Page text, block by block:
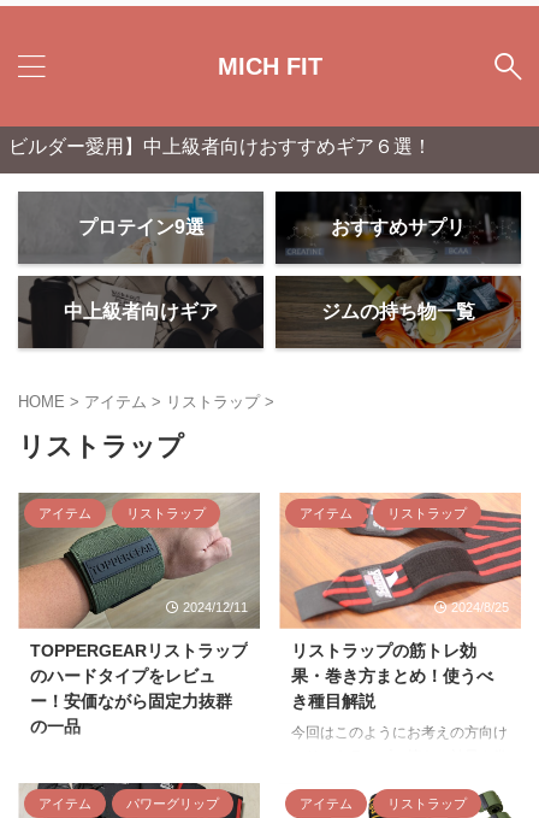
MICH FIT
ダー愛用】中上級者向けおすすめギア６選！
プロテイン9選 おすすめサプリ
中上級者向けギア ジムの持ち物一覧
HOME > アイテム > リストラップ >
リストラップ
アイテム リストラップ
2024/12/11
TOPPERGEARリストラップ
のハードタイプをレビュ
ー！安価ながら固定力抜群
の一品
数あるリストラップの中でも安価
で評価も高いブランドです。 こ
アイテム リストラップ
2024/8/25
リストラップの筋トレ効
果・巻き方まとめ！使うべ
き種目解説
今回はこのようにお考えの方向け
べき種目、他ギアとの使い分けな
アイテム パワーグリップ アイテム リストラップ